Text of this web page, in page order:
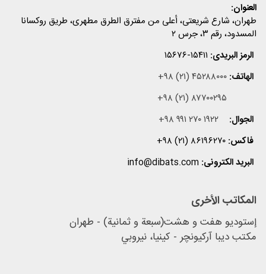
العنوان:
طهران، شارع شریعتی، أعلی من مفترق الطرق مطهری، طریق روکسانا
المسدود، رقم ۳، جرس ۲
الرمز البریدی: ۱۵۶۷۶-۱۵۴۱۱
الهاتف: +۹۸ (۲۱) ۴۵۲۸۸۰۰۰
+۹۸ (۲۱) ۸۷۷۰۰۲۹۵
الجوال:
+۹۸ ۹۹۱ ۲۷۰ ۱۹۲۲
فاکس: +۹۸ (۲۱) ۸۶۱۹۶۲۷۰
البرید الکترونی: info@dibats.com
المکاتب الأخرى
إستودیو هفت و هشت(سبعة و ثمانية) - طهران
مكتب دیبا آرکیونچر - كينيا، نيروبي